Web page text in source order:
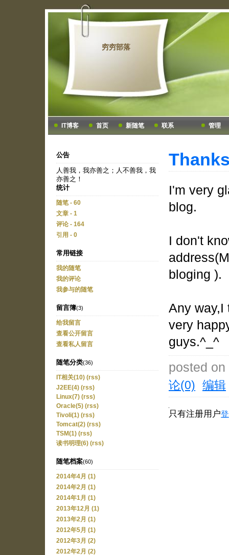
穷穷部落
IT博客 首页 新随笔 联系 管理
公告
人善我，我亦善之；人不善我，我
亦善之！
统计
随笔 - 60
文章 - 1
评论 - 164
引用 - 0
常用链接
我的随笔
我的评论
我参与的随笔
留言簿(3)
给我留言
查看公开留言
查看私人留言
随笔分类(36)
IT相关(10) (rss)
J2EE(4) (rss)
Linux(7) (rss)
Oracle(5) (rss)
Tivoli(1) (rss)
Tomcat(2) (rss)
TSM(1) (rss)
读书明理(6) (rss)
随笔档案(60)
2014年4月 (1)
2014年2月 (1)
2014年1月 (1)
2013年12月 (1)
2013年2月 (1)
2012年5月 (1)
2012年3月 (2)
2012年2月 (2)
I'm very
blog.
I don't
bloging ).
Any way,I
very
guys.^_^
posted
论(0) 编辑
只有注册用户